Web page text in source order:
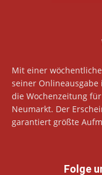
Mit einer
seiner Onlineausgabe
die Wochenzeitung
Neumarkt. Der
garantiert größte
Folge